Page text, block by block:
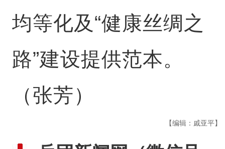
均等化及“健康丝绸之
路”建设提供范本。
（张芳）
【编辑：戚亚平】